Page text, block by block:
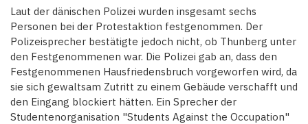
Laut der dänischen Polizei wurden insgesamt sechs
Personen bei der Protestaktion festgenommen. Der
Polizeisprecher bestätigte jedoch nicht, ob Thunberg unter
den Festgenommenen war. Die Polizei gab an, dass den
Festgenommenen Hausfriedensbruch vorgeworfen wird, da
sie sich gewaltsam Zutritt zu einem Gebäude verschafft und
den Eingang blockiert hätten. Ein Sprecher der
Studentenorganisation "Students Against the Occupation"